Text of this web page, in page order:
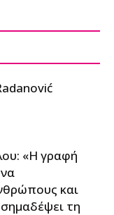
«Η γραφή
και
τη